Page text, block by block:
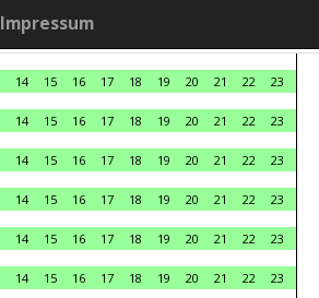
Impressum
14 15 16 17 18 19 20 21 22
23
14 15 16 17 18 19 20 21 22
23
14 15 16 17 18 19 20 21 22
23
14 15 16 17 18 19 20 21 22
23
14 15 16 17 18 19 20 21 22
23
14 15 16 17 18 19 20 21 22
23